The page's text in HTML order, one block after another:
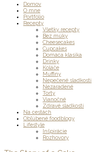
Domov
O mne
Portfólio
Recepty
Všetky recepty
Bez múky
Cheesecakes
Cupcakes
Domáca klasika
Drinky
Koláče
Muffiny
Nepečené sladkosti
Nezaradené
Torty
Vianočné
Zdravé sladkosti
Na cestách
Obľúbené foodblogy
Lifestyle
Inšpirácie
Rozhovory